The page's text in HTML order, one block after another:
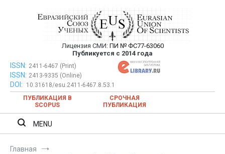
Евразийский Союз Ученых —
публикация научных статей в
ежемесячном научном журнале
Лицензия СМИ: ПИ № ФС77-63060
Публикуется с 2014 года
Евразийский Союз Ученых — публикация научных статей в
ежемесячном научном журнале
ISSN: 2411-6467 (Print)
ISSN: 2413-9335 (Online)
DOI:
10.31618/esu.2411-6467.8.53.1
ПУБЛИКАЦИЯ В
SCOPUS
СРОЧНАЯ
ПУБЛИКАЦИЯ
MENU
Главная